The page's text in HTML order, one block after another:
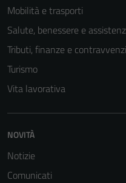
Mobilità e trasporti
Salute, benessere e
Tributi, finanze e
Turismo
Vita lavorativa
NOVITÀ
Notizie
Comunicati